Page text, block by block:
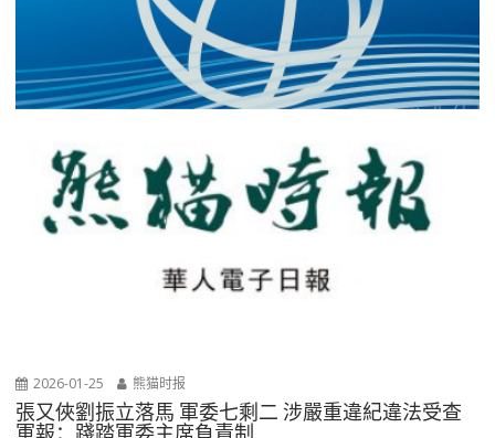
2026-01-25 熊猫时报
張又俠劉振立落馬 軍委七剩二 涉嚴重違紀違法受查
軍報：踐踏軍委主席負責制